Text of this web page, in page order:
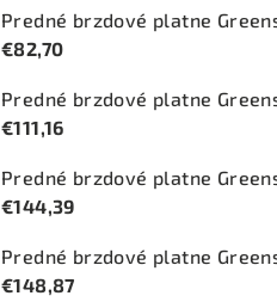
€82,70
€111,16
€144,39
€148,87